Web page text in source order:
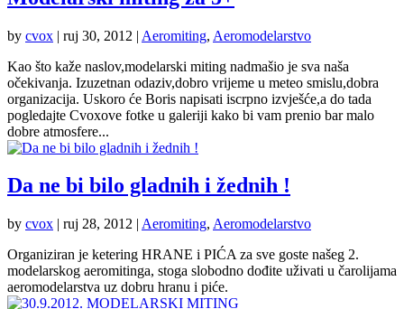
by cvox | ruj 30, 2012 | Aeromiting, Aeromodelarstvo
Kao što kaže naslov,modelarski miting nadmašio je sva naša
očekivanja. Izuzetnan odaziv,dobro vrijeme u meteo smislu,dobra
organizacija. Uskoro će Boris napisati iscrpno izvješće,a do tada
pogledajte Cvoxove fotke u galeriji kako bi vam prenio bar malo
dobre atmosfere...
Da ne bi bilo gladnih i žednih !
by cvox | ruj 28, 2012 | Aeromiting, Aeromodelarstvo
Organiziran je ketering HRANE i PIĆA za sve goste našeg 2.
modelarskog aeromitinga, stoga slobodno dođite uživati u čarolijama
aeromodelarstva uz dobru hranu i piće.